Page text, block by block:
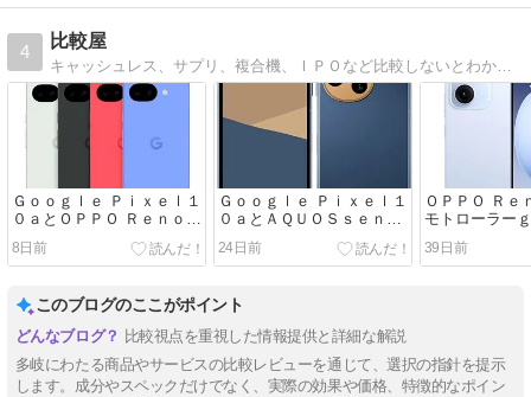
4
比較屋
キャッシュレス、サプリ、複合機、ＩＰＯなど比較しないとわからないものがあります
Ｇｏｏｇｌｅ Ｐｉｘｅｌ１
０ａとＯＰＰＯ Ｒｅｎｏ１
３Ａの違いどっち
8日前
Ｇｏｏｇｌｅ Ｐｉｘｅｌ１
０ａとＡＱＵＯＳｓｅｎｓ
ｅ１０の違いどっち
24日前
ＯＰＰＯ Ｒｅ
モトローラー
いどっち
39日前
このブログのここがポイント
比較視点を重視した情報提供と詳細な解説
多岐にわたる商品やサービスの比較レビューを通じて、選択の指針を提示
します。成分やスペックだけでなく、実際の効果や価格、特徴的なポイン